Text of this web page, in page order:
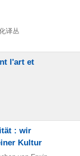
译丛
l'art et
: wir
Kultur